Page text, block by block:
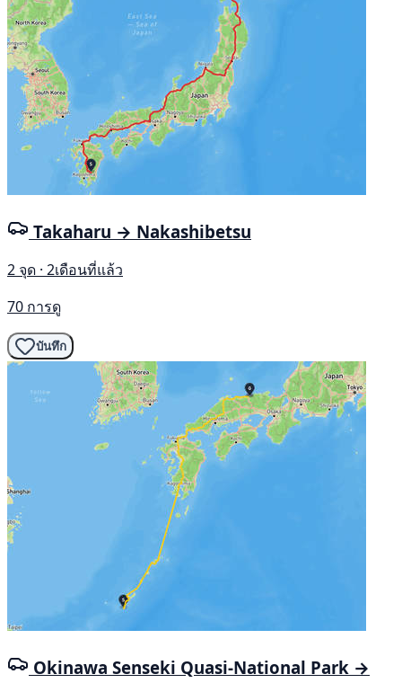
Takaharu → Nakashibetsu
2 จุด · 2เดือนที่แล้ว
70 การดู
บันทึก
Okinawa Senseki Quasi-National Park →